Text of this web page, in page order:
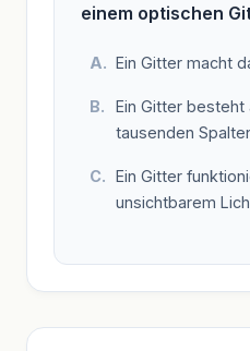
einem optischen
Ein Gitter macht
Ein Gitter
tausenden
Ein Gitter
unsichtbarem